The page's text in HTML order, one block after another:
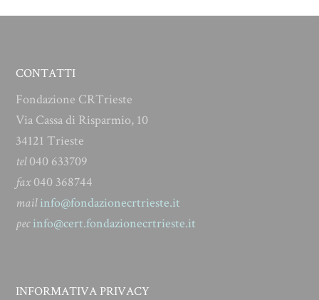
CONTATTI
Fondazione CRTrieste
Via Cassa di Risparmio, 10
34121 Trieste
tel040 633709
fax040 368744
mailinfo@fondazionecrtrieste.it
pecinfo@cert.fondazionecrtrieste.it
INFORMATIVA PRIVACY